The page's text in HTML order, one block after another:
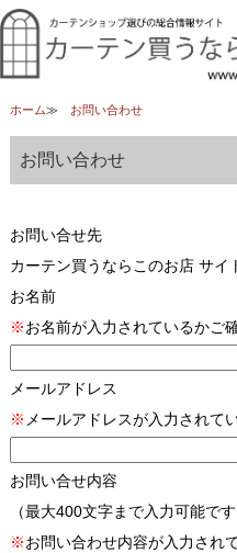
ホーム お問い合わせ
お問い合わせ
お問い合せ先
カーテン買うならこのお店 サイ
お名前
※お名前が入力されているかご
メールアドレス
※ メールアドレスが入力されて
お問い合せ内容
（最大400文字まで入力可能です
※お問い合わせ内容が入力され